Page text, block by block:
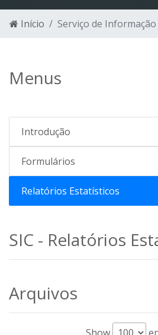
Início Serviço de Informação
Menus
Introdução
Formulários
Relatórios Estatísticos
SIC - Relatórios
Arquivos